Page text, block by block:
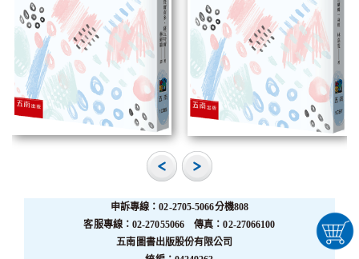
申訴專線：02-2705-5066分機808
客服專線：02-27055066 傳真：02-27066100
五南圖書出版股份有限公司